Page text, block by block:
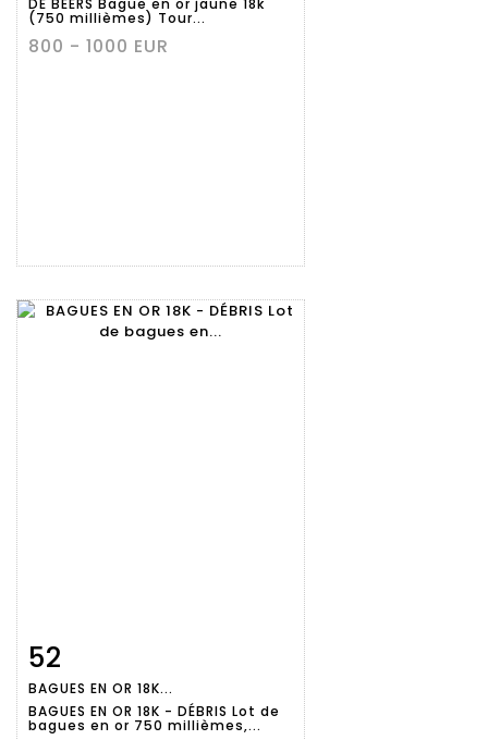
DE BEERS Bague en or jaune 18k
(750 millièmes) Tour...
800 - 1000 EUR
détaillée
52
BAGUES EN OR 18K...
BAGUES EN OR 18K - DÉBRIS Lot de
bagues en or 750 millièmes,...